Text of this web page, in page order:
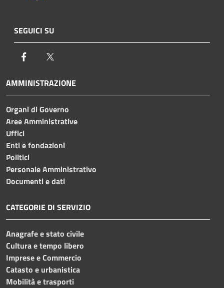
SEGUICI SU
Facebook
AMMINISTRAZIONE
Organi di Governo
Aree Amministrative
Uffici
Enti e fondazioni
Politici
Personale Amministrativo
Documenti e dati
CATEGORIE DI SERVIZIO
Anagrafe e stato civile
Cultura e tempo libero
Imprese e Commercio
Catasto e urbanistica
Mobilità e trasporti